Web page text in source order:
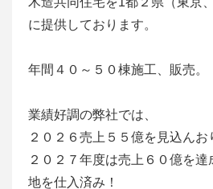
に提供しております。
年間４０～５０棟施工、販売。
業績好調の弊社では、
２０２６売上５５億を見込んお
２０２７年度は売上６０億を達
地を仕入済み！